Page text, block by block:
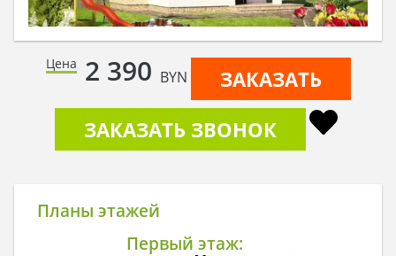
Цена 2 390 BYN
ЗАКАЗАТЬ
ЗАКАЗАТЬ ЗВОНОК
Планы этажей
Первый этаж: